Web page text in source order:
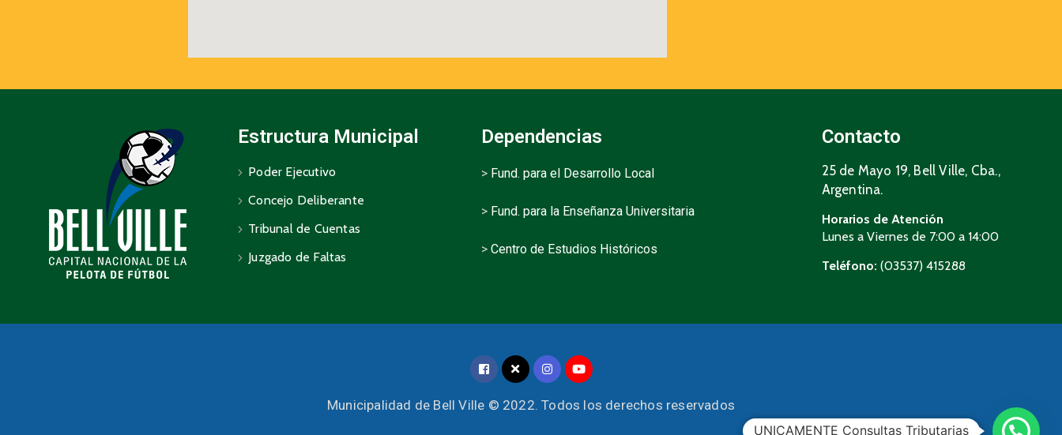
Estructura Municipal
Poder Ejecutivo
Concejo Deliberante
Tribunal de Cuentas
Juzgado de Faltas
Dependencias
> Fund. para el Desarrollo Local
> Fund. para la Enseñanza Universitaria
> Centro de Estudios Históricos
Contacto
25 de Mayo 19, Bell Ville, Cba.,
Argentina.
Horarios de Atención
Lunes a Viernes de 7:00 a 14:00
Teléfono: (03537) 415288
Municipalidad de Bell Ville © 2022. Todos los derechos reservados
UNICAMENTE Consultas Tributarias